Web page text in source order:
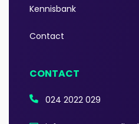
Kennisbank
Contact
CONTACT
024 2022 029